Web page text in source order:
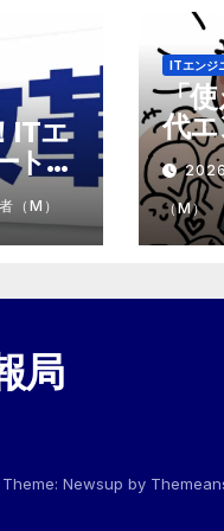
ITエ
トな
（M）
ITエンジ
「
代
「
め
（M）
局
Theme: Newsup by